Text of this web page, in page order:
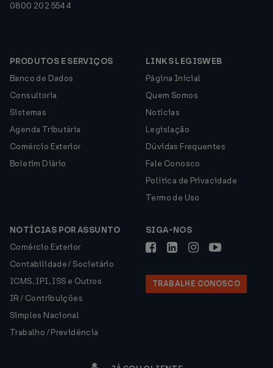
0800 202 5544
PRODUTOS E SERVIÇOS
Banco de Dados
Consultoria
Sistemas
Agenda Tributária
Comércio Exterior
Boletim Diário
LINKS LEGISWEB
Página Inicial
Quem Somos
Notícias
Legislação
Dúvidas Frequentes
Fale Conosco
Política de Privacidade
Termo de Uso
NOTÍCIAS POR ASSUNTO
Comércio Exterior
Contabilidade / Societário
ICMS, IPI, ISS e Outros
IR / Contribuições
Simples Nacional
Trabalho / Previdência
SIGA-NOS
TRABALHE CONOSCO